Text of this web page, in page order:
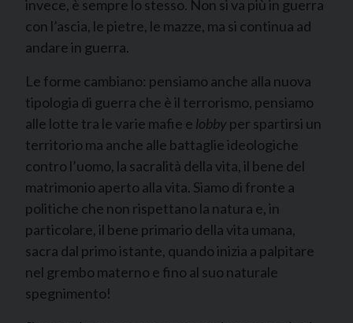
invece, è sempre lo stesso. Non si va più in guerra
con l’ascia, le pietre, le mazze, ma si continua ad
andare in guerra.
Le forme cambiano: pensiamo anche alla nuova
tipologia di guerra che è il terrorismo, pensiamo
alle lotte tra le varie mafie e lobbyper spartirsi un
territorio ma anche alle battaglie ideologiche
contro l’uomo, la sacralità della vita, il bene del
matrimonio aperto alla vita. Siamo di fronte a
politiche che non rispettano la natura e, in
particolare, il bene primario della vita umana,
sacra dal primo istante, quando inizia a palpitare
nel grembo materno e fino al suo naturale
spegnimento!